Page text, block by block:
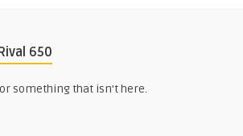
650
something that isn't here.